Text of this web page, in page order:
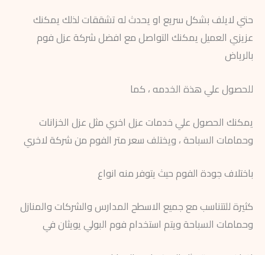
حتي لايلف بشكل سريع او يحدث له تشققات لذلك يمكنك
عزيزي العميل يمكنك التواصل مع افضل شركة عزل فوم
بالرياض
للحصول علي هذة الخدمه ، كما
يمكنك الحصول علي خدمات عزل اخري مثل عزل الخزانات
وحمامات السباحة ، ويختلف سعر متر الفوم من شركة لاخري
باختلاف جودة الفوم حيث يتوفر منه انواع
كثيرة للتتناسب مع جميع الاسطح المدارس والشركات والمنازل
وحمامات السباحة ويتم استخدام فوم البولي يويثان في